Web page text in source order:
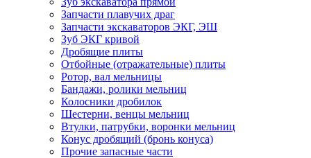
Запчасти плавучих драг
Запчасти экскаваторов ЭКГ, ЭШ
Зуб ЭКГ кривой
Дробящие плиты
Отбойные (отражательные) плиты
Ротор, вал мельницы
Бандажи, ролики мельниц
Колосники дробилок
Шестерни, венцы мельниц
Втулки, патрубки, воронки мельниц
Конус дробящий (бронь конуса)
Прочие запасные части